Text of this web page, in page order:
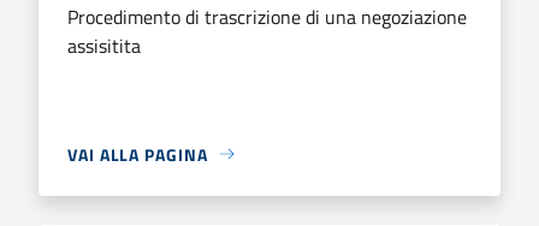
Procedimento di trascrizione di una negoziazione
assisitita
VAI ALLA PAGINA